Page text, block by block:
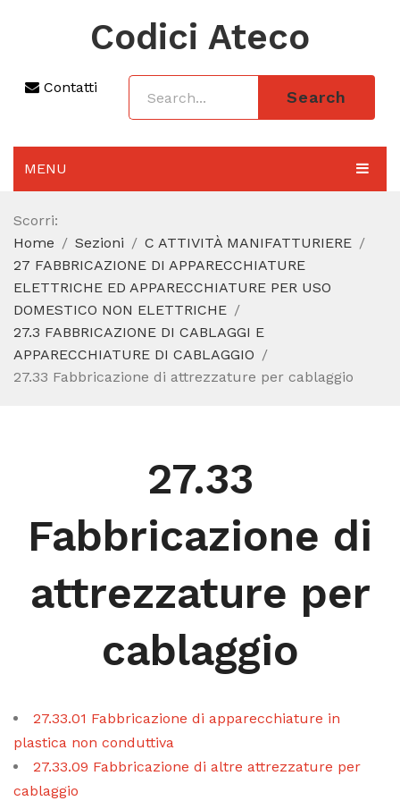
Codici Ateco
Contatti
Search
MENU
AGGIORNAMENTO 2025
SEZIONI
CODICE ATECO A COSA SERVE
CODICE FISCALE
Scorri:
Home
Sezioni
C ATTIVITÀ MANIFATTURIERE
27 FABBRICAZIONE DI APPARECCHIATURE
ELETTRICHE ED APPARECCHIATURE PER USO
DOMESTICO NON ELETTRICHE
27.3 FABBRICAZIONE DI CABLAGGI E
APPARECCHIATURE DI CABLAGGIO
27.33 Fabbricazione di attrezzature per cablaggio
27.33
Fabbricazione di
attrezzature per
cablaggio
27.33.01 Fabbricazione di apparecchiature in
plastica non conduttiva
27.33.09 Fabbricazione di altre attrezzature per
cablaggio